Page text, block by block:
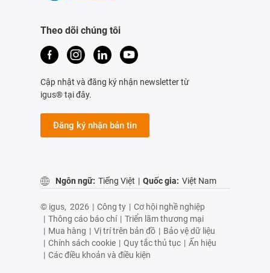
Theo dõi chúng tôi
Cập nhật và đăng ký nhận newsletter từ
igus® tại đây.
Đăng ký nhận bản tin
Ngôn ngữ: Tiếng Việt | Quốc gia: Việt Nam
© igus, 2026 | Công ty | Cơ hội nghề nghiệp
| Thông cáo báo chí | Triển lãm thương mại
| Mua hàng | Vị trí trên bản đồ | Bảo vệ dữ liệu
| Chính sách cookie | Quy tắc thủ tục | Ấn hiệu
| Các điều khoản và điều kiện